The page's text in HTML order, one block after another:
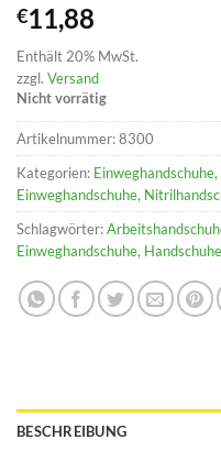
€11,88
Enthält 20% MwSt.
zzgl. Versand
Nicht vorrätig
Artikelnummer:8300
Kategorien: Einweghandschuhe,
Einweghandschuhe,
Schlagwörter:
Einweghandschuhe, Handschuhe
BESCHREIBUNG